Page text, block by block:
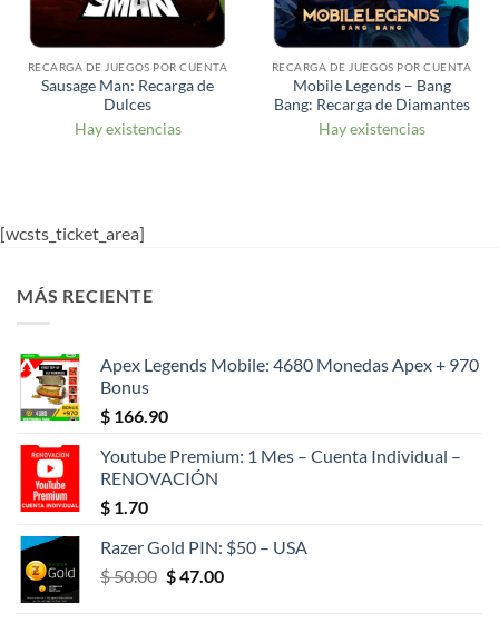
RECARGA DE JUEGOS POR CUENTA
Sausage Man: Recarga de
Dulces
Hay existencias
RECARGA DE JUEGOS POR CUENTA
Mobile Legends – Bang
Bang: Recarga de Diamantes
Hay existencias
[wcsts_ticket_area]
MÁS RECIENTE
Apex Legends Mobile: 4680 Monedas Apex + 970
Bonus
$ 166.90
Youtube Premium: 1 Mes – Cuenta Individual –
RENOVACIÓN
$ 1.70
Razer Gold PIN: $50 – USA
$50.00 El
$47.00El